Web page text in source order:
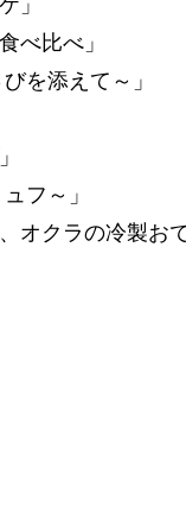
」
べ比べ」
を添えて～」
フ～」
オクラの冷製お